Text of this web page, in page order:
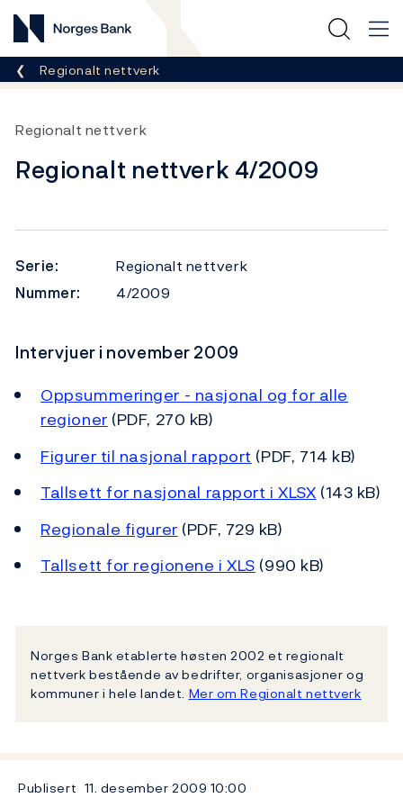
Norges Bank
Her er du nå:
Regionalt nettverk
Regionalt nettverk
Regionalt nettverk 4/2009
Serie:
Regionalt nettverk
Nummer:
4/2009
Intervjuer i november 2009
Oppsummeringer - nasjonal og for alle
regioner (PDF, 270 kB)
Figurer til nasjonal rapport (PDF, 714 kB)
Tallsett for nasjonal rapport i XLSX (143 kB)
Regionale figurer (PDF, 729 kB)
Tallsett for regionene i XLS (990 kB)
Norges Bank etablerte høsten 2002 et regionalt
nettverk bestående av bedrifter, organisasjoner og
kommuner i hele landet. Mer om Regionalt nettverk
Publisert 11. desember 2009 10:00